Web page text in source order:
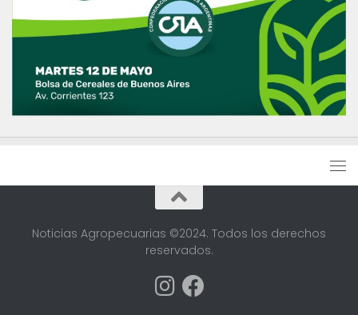
Noticias Agropecuarias ©2024. Todos los derechos
reservados.